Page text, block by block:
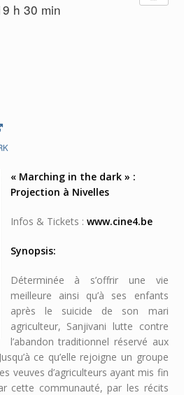
h 30 min
« Marching in the dark » :
Projection à Nivelles
Infos & Tickets : www.cine4.be
Synopsis:
Déterminée à s’offrir une vie
meilleure ainsi qu’à ses enfants
après le suicide de son mari
agriculteur, Sanjivani lutte contre
l’abandon traditionnel réservé aux
ce qu’elle rejoigne un groupe
veuves d’agriculteurs ayant mis fin
cette communauté, par les récits